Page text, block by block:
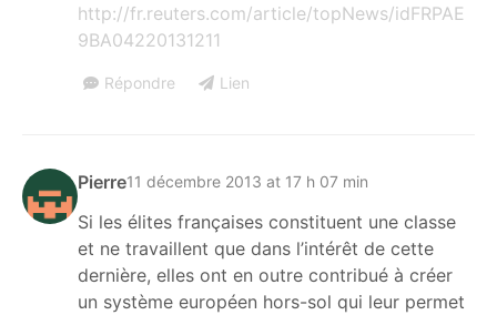
http://fr.reuters.com/article/topNews/idFRPAE
9BA04220131211
Répondre Lien
Pierre11 décembre 2013 at 17 h 07 min
Si les élites françaises constituent une classe
et ne travaillent que dans l’intérêt de cette
dernière, elles ont en outre contribué à créer
un système européen hors-sol qui leur permet